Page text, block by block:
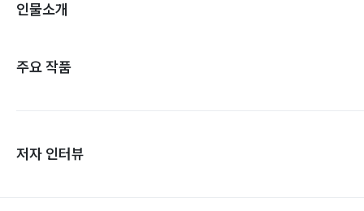
인물소개
주요 작품
저자 인터뷰